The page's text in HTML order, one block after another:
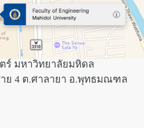
ร์ มหาวิทยาลัยมหิดล
ย 4 ต.ศาลายา อ.พุทธมณฑล